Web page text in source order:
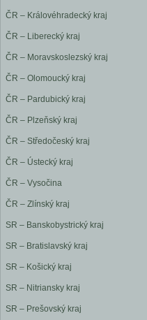
ČR – Královéhradecký kraj
ČR – Liberecký kraj
ČR – Moravskoslezský kraj
ČR – Olomoucký kraj
ČR – Pardubický kraj
ČR – Plzeňský kraj
ČR – Středočeský kraj
ČR – Ústecký kraj
ČR – Vysočina
ČR – Zlínský kraj
SR – Banskobystrický kraj
SR – Bratislavský kraj
SR – Košický kraj
SR – Nitriansky kraj
SR – Prešovský kraj